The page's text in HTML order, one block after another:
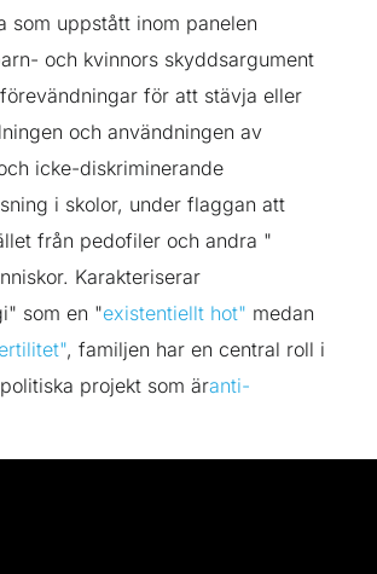
som uppstått inom panelen
och kvinnors skyddsargument
för att stävja eller
och användningen av
icke-diskriminerande
i skolor, under flaggan att
från pedofiler och andra "
Karakteriserar
som en "existentiellt hot" medan
, familjen har en central roll i
projekt som äranti-